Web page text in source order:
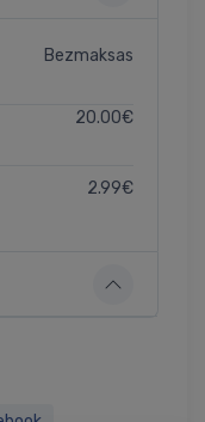
Bezmaksas
20.00€
2.99€